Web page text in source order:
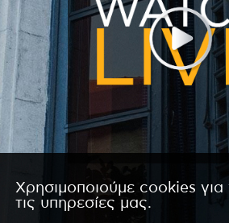
Χρησιμοποιούμε cookies
τις υπηρεσίες μας.